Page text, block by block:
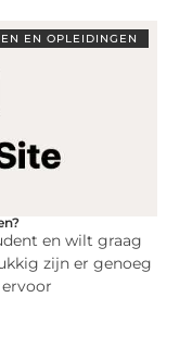
EN OPLEIDINGEN
en wilt graag
zijn er genoeg